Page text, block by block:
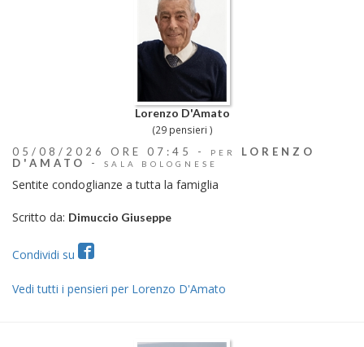
Lorenzo D'Amato
(29 pensieri )
05/08/2026 ORE 07:45 - PER
LORENZO
D'AMATO
- SALA BOLOGNESE
Sentite condoglianze a tutta la famiglia
Scritto da: Dimuccio Giuseppe
Condividi su
Vedi tutti i pensieri per Lorenzo D'Amato